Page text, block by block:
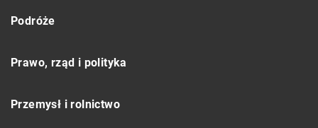
Podróże
Prawo, rząd i polityka
Przemysł i rolnictwo